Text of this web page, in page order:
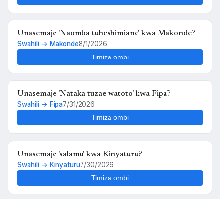
Unasemaje 'Naomba tuheshimiane' kwa Makonde?
Swahili → Makonde8/1/2026
Timiza ombi
Unasemaje 'Nataka tuzae watoto' kwa Fipa?
Swahili → Fipa7/31/2026
Timiza ombi
Unasemaje 'salamu' kwa Kinyaturu?
Swahili → Kinyaturu7/30/2026
Timiza ombi